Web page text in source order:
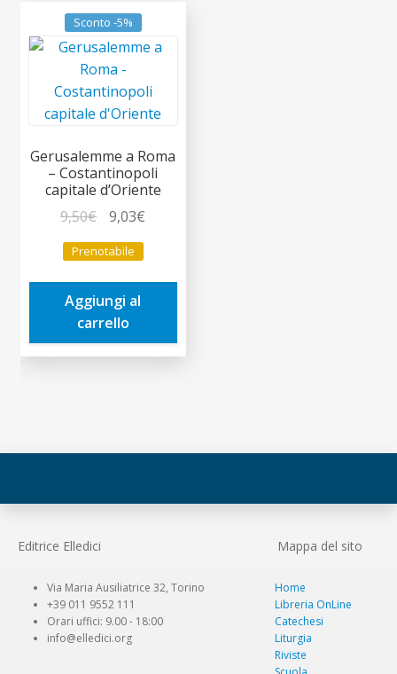
Sconto -5%
Gerusalemme a Roma
– Costantinopoli
capitale d’Oriente
9,50€
prezzo
originale
era:
9,50€.
9,03€
è:
Prenotabile
Aggiungi al
carrello
Editrice Elledici Mappa del sito
Via Maria Ausiliatrice 32, Torino
+39 011 9552 111
Orari uffici: 9.00 - 18:00
info@elledici.org
Home
Libreria OnLine
Catechesi
Liturgia
Riviste